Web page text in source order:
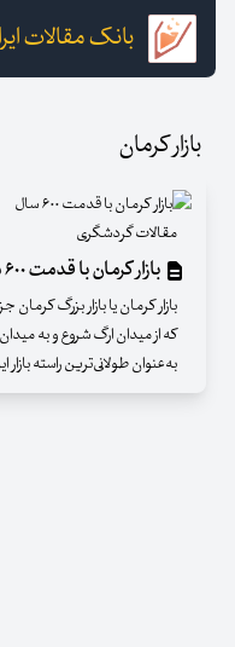
بانک مقالات
بازار کرمان
مقالات گردشگری
بازار کرمان با قدمت ۶۰۰ سال
بازار کرمان یا بازار بزرگ
که از میدان ارگ شروع و به
به‌عنوان طولانی‌ترین راسته